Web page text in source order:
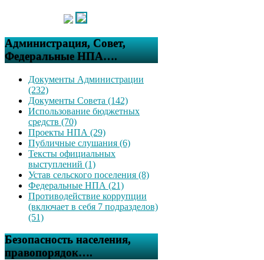
Администрация, Совет,
Федеральные НПА….
Документы Администрации
(232)
Документы Совета (142)
Использование бюджетных
средств (70)
Проекты НПА (29)
Публичные слушания (6)
Тексты официальных
выступлений (1)
Устав сельского поселения (8)
Федеральные НПА (21)
Противодействие коррупции
(включает в себя 7 подразделов)
(51)
Безопасность населения,
правопорядок….